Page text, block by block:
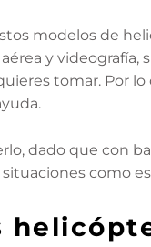
modelos de
y
tomar. Por
dado que con
como